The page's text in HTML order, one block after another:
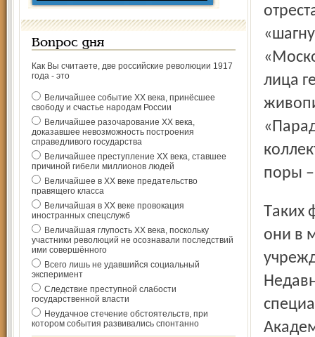
Вопрос дня
Как Вы считаете, две российские революции 1917
года - это
Величайшее событие ХХ века, принёсшее
свободу и счастье народам России
Величайшее разочарование ХХ века,
доказавшее невозможность построения
справедливого государства
Величайшее преступление ХХ века, ставшее
причиной гибели миллионов людей
Величайшее в ХХ веке предательство
правящего класса
Величайшая в ХХ веке провокация
иностранных спецслужб
Величайшая глупость ХХ века, поскольку
участники революций не осознавали последствий
ими совершённого
Всего лишь не удавшийся социальный
эксперимент
Следствие преступной слабости
государственной власти
Неудачное стечение обстоятельств, при
котором события развивались спонтанно
лица
поры
Таких филиалов сейчас 104, ярославский – 105-й. Открыты
они в